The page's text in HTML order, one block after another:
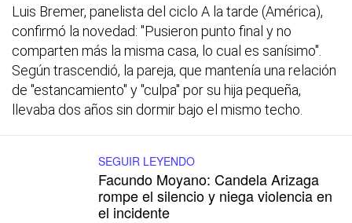
Luis Bremer, panelista del ciclo A la tarde (América),
confirmó la novedad: "Pusieron punto final y no
comparten más la misma casa, lo cual es sanísimo".
Según trascendió, la pareja, que mantenía una relación
de "estancamiento" y "culpa" por su hija pequeña,
llevaba dos años sin dormir bajo el mismo techo.
SEGUIR LEYENDO
Facundo Moyano: Candela Arizaga
rompe el silencio y niega violencia en
el incidente